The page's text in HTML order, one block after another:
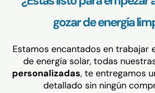
gozar de energía
Estamos encantados en trabajar
de energía solar, todas
personalizadas, te entregamos
detallado sin ningún